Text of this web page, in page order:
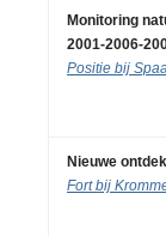
Monitoring
2001-2006-
Positie bij
Nieuwe
Fort bij